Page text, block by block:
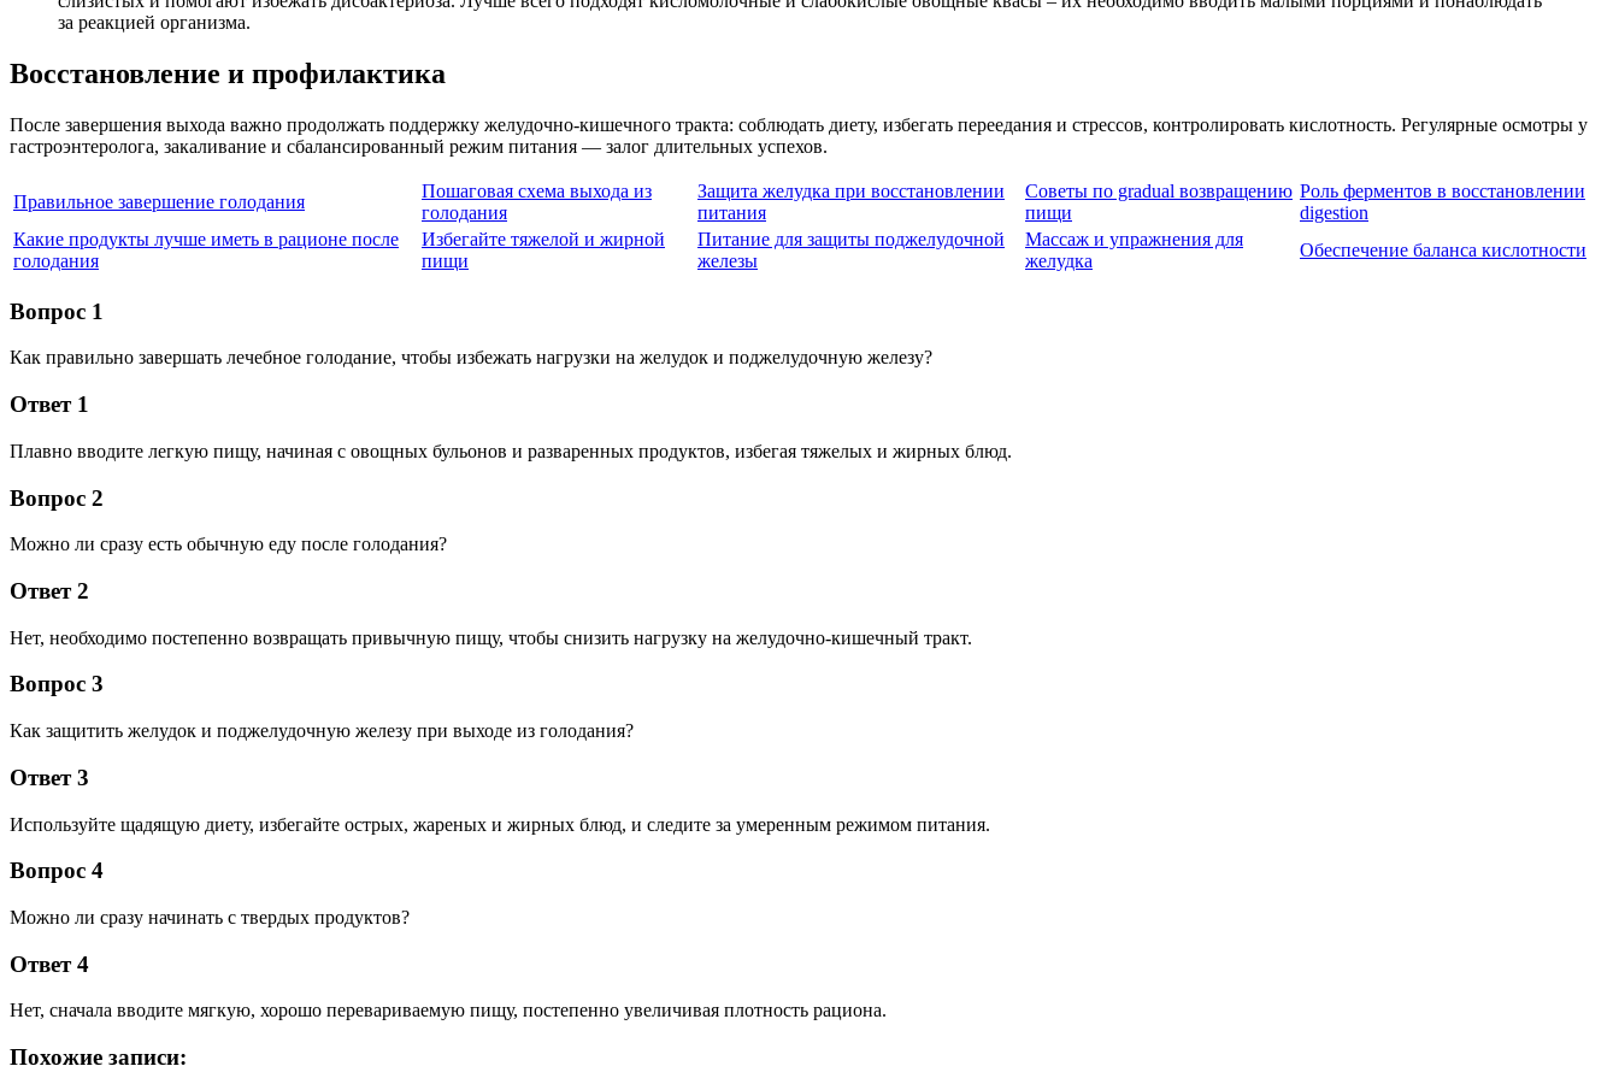
за реакцией организма.
Восстановление и профилактика
После завершения выхода важно продолжать поддержку желудочно-кишечного тракта: соблюдать диету, избегать переедания и стрессов, контролировать кислотность. Регулярные осмотры у
гастроэнтеролога, закаливание и сбалансированный режим питания — залог длительных успехов.
Правильное завершение голодания
Пошаговая схема выхода из
голодания
Защита желудка при восстановлении
питания
Советы по gradual возвращению
пищи
Роль ферментов в восстановлении
digestion
Какие продукты лучше иметь в рационе после
голодания
Избегайте тяжелой и жирной
пищи
Питание для защиты поджелудочной
железы
Массаж и упражнения для
желудка
Обеспечение баланса кислотности
Вопрос 1
Как правильно завершать лечебное голодание, чтобы избежать нагрузки на желудок и поджелудочную железу?
Ответ 1
Плавно вводите легкую пищу, начиная с овощных бульонов и разваренных продуктов, избегая тяжелых и жирных блюд.
Вопрос 2
Можно ли сразу есть обычную еду после голодания?
Ответ 2
Нет, необходимо постепенно возвращать привычную пищу, чтобы снизить нагрузку на желудочно-кишечный тракт.
Вопрос 3
Как защитить желудок и поджелудочную железу при выходе из голодания?
Ответ 3
Используйте щадящую диету, избегайте острых, жареных и жирных блюд, и следите за умеренным режимом питания.
Вопрос 4
Можно ли сразу начинать с твердых продуктов?
Ответ 4
Нет, сначала вводите мягкую, хорошо перевариваемую пищу, постепенно увеличивая плотность рациона.
Похожие записи: